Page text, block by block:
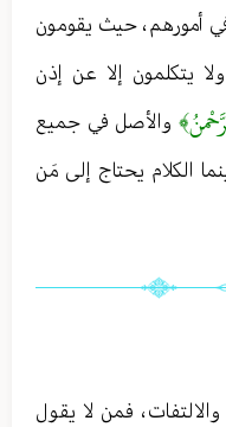
أمورهم ، حيث يقومون
يتكلمون إلا عن إذن
والأصل في جميع
الكلام يحتاج إلى مَن
، فمن لا يقول